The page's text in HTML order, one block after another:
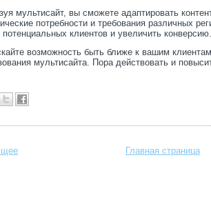
мультисайт, вы сможете адаптировать
потребности и требования различных
клиентов и увеличить конверсию.
возможность быть ближе к вашим
мультисайта. Пора действовать и
Главная страница